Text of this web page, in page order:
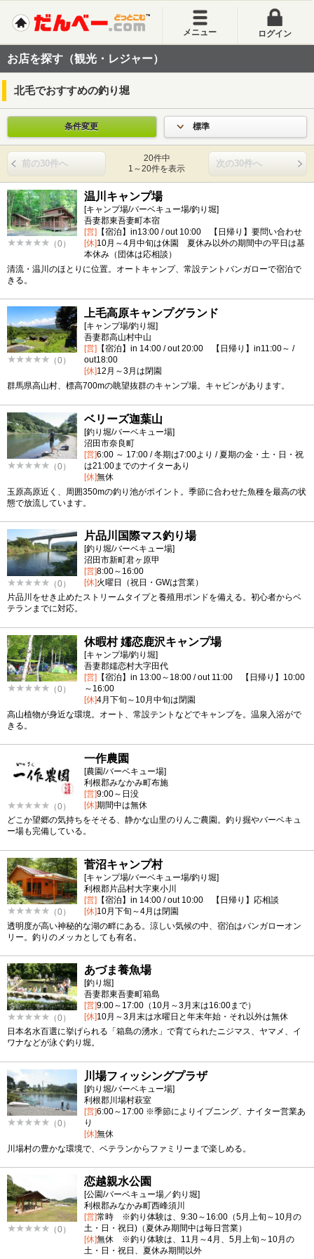
メニュー ログイン
お店を探す（観光・レジャー）
北毛でおすすめの釣り堀
条件変更 標準
前の30件へ
20件中
1～20件を表示
次の30件へ
（0）
温川キャンプ場
[キャンプ場/バーベキュー場/釣り堀]
吾妻郡東吾妻町本宿
[営] 【宿泊】in13:00 / out 10:00 【日帰り】要問い合わせ
[休]10月～4月中旬は休園 夏休み以外の期間中の平日は基
本休み（団体は応相談）
清流・温川のほとりに位置。オートキャンプ、常設テントバンガローで宿泊で
きる。
（0）
上毛高原キャンプグランド
[キャンプ場/釣り堀]
吾妻郡高山村中山
[営] 【宿泊】in 14:00 / out 20:00 【日帰り】in11:00～ /
out18:00
[休]12月～3月は閉園
群馬県高山村、標高700mの眺望抜群のキャンプ場。キャビンがあります。
（0）
ベリーズ迦葉山
[釣り堀/バーベキュー場]
沼田市奈良町
[営]6:00 ～ 17:00 / 冬期は7:00より / 夏期の金・土・日・祝
は21:00までのナイターあり
[休]無休
玉原高原近く、周囲350mの釣り池がポイント。季節に合わせた魚種を最高の状
態で放流しています。
（0）
片品川国際マス釣り場
[釣り堀/バーベキュー場]
沼田市新町君ヶ原甲
[営]8:00～16:00
[休]火曜日（祝日・GWは営業）
片品川をせき止めたストリームタイプと養殖用ポンドを備える。初心者からベ
テランまでに対応。
（0）
休暇村 嬬恋鹿沢キャンプ場
[キャンプ場/釣り堀]
吾妻郡嬬恋村大字田代
[営] 【宿泊】in 13:00～18:00 / out 11:00 【日帰り】10:00
～16:00
[休]4月下旬～10月中旬は閉園
高山植物が身近な環境。オート、常設テントなどでキャンプを。温泉入浴がで
きる。
（0）
一作農園
[農園/バーベキュー場]
利根郡みなかみ町布施
[営]9:00～日没
[休]期間中は無休
どこか望郷の気持ちをそそる、静かな山里のりんご農園。釣り掘やバーベキュ
ー場も完備している。
（0）
菅沼キャンプ村
[キャンプ場/バーベキュー場/釣り堀]
利根郡片品村大字東小川
[営] 【宿泊】in 14:00 / out 10:00 【日帰り】応相談
[休]10月下旬～4月は閉園
透明度が高い神秘的な湖の畔にある。涼しい気候の中、宿泊はバンガローオン
リー。釣りのメッカとしても有名。
（0）
あづま養魚場
[釣り堀]
吾妻郡東吾妻町箱島
[営]9:00～17:00（10月～3月末は16:00まで）
[休]10月～3月末は水曜日と年末年始・それ以外は無休
日本名水百選に挙げられる「箱島の湧水」で育てられたニジマス、ヤマメ、イ
ワナなどが泳ぐ釣り堀。
（0）
川場フィッシングプラザ
[釣り堀/バーベキュー場]
利根郡川場村萩室
[営]6:00～17:00 ※季節によりイブニング、ナイター営業あ
り
[休]無休
川場村の豊かな環境で、ベテランからファミリーまで楽しめる。
（0）
恋越親水公園
[公園/バーベキュー場／釣り堀]
利根郡みなかみ町西峰須川
[営]常時 ※釣り体験は、9:30～16:00（5月上旬～10月の
土・日・祝日)（夏休み期間中は毎日営業）
[休]無休 ※釣り体験は、11月～4月、5月上旬～10月の
土・日・祝日、夏休み期間以外